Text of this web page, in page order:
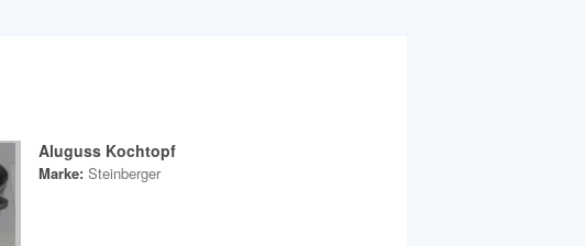
Aluguss Kochtopf
Marke: Steinberger